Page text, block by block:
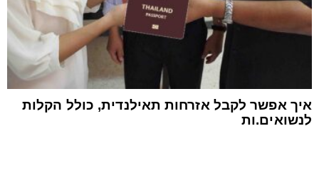
איך אפשר לקבל אזרחות תאילנדית, כולל הקלות
לנשואים.ות